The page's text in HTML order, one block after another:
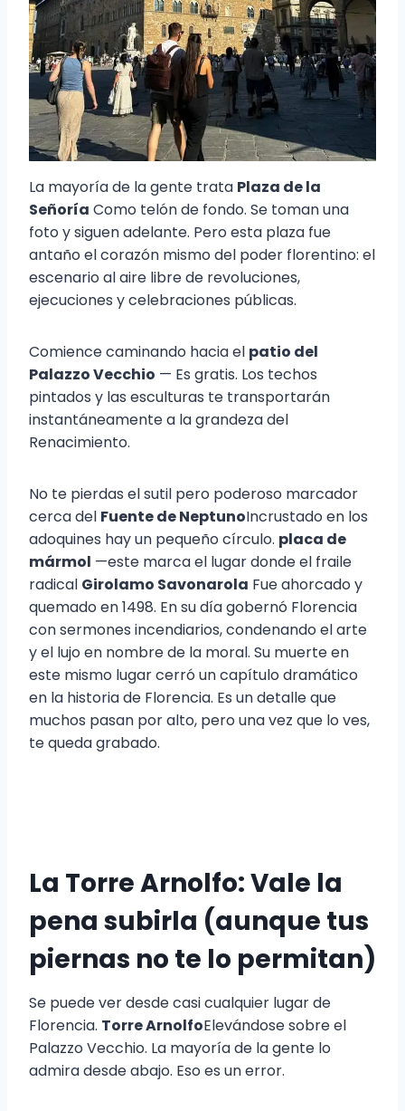
La mayoría de la gente trata Plaza de la
Señoría Como telón de fondo. Se toman una
foto y siguen adelante. Pero esta plaza fue
antaño el corazón mismo del poder florentino: el
escenario al aire libre de revoluciones,
ejecuciones y celebraciones públicas.
Comience caminando hacia el patio del
Palazzo Vecchio — Es gratis. Los techos
pintados y las esculturas te transportarán
instantáneamente a la grandeza del
Renacimiento.
No te pierdas el sutil pero poderoso marcador
cerca del Fuente de NeptunoIncrustado en los
adoquines hay un pequeño círculo. placa de
mármol —este marca el lugar donde el fraile
radical Girolamo Savonarola Fue ahorcado y
quemado en 1498. En su día gobernó Florencia
con sermones incendiarios, condenando el arte
y el lujo en nombre de la moral. Su muerte en
este mismo lugar cerró un capítulo dramático
en la historia de Florencia. Es un detalle que
muchos pasan por alto, pero una vez que lo ves,
te queda grabado.
La Torre Arnolfo: Vale la
pena subirla (aunque tus
piernas no te lo permitan)
Se puede ver desde casi cualquier lugar de
Florencia. Torre ArnolfoElevándose sobre el
Palazzo Vecchio. La mayoría de la gente lo
admira desde abajo. Eso es un error.